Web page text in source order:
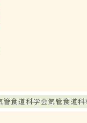
管食道科学会気管食道